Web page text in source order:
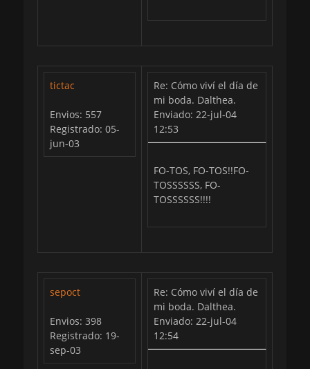
tictac
Envios: 557
Registrado: 05-
jun-03
Re: Cómo viví el día de
mi boda. Dalthea.
Enviado: 22-jul-04
12:53
FO-TOS, FO-TOS!!FO-
TOSSSSSS, FO-
TOSSSSSS!!!!
sepoct
Envios: 398
Registrado: 19-
sep-03
Re: Cómo viví el día de
mi boda. Dalthea.
Enviado: 22-jul-04
12:54